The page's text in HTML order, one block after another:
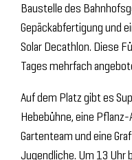
Baustelle des
Gepäckabfertigung und
Solar Decathlon. Diese
Tages mehrfach
Auf dem Platz gibt es
Hebebühne, eine
Gartenteam und eine
Jugendliche. Um 13 Uhr